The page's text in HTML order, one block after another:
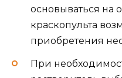
основываться на
краскопульта
приобретения
При